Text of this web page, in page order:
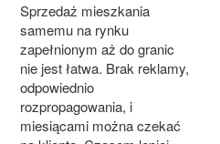
Sprzedaż mieszkania
samemu na rynku
zapełnionym aż do granic
nie jest łatwa. Brak reklamy,
odpowiednio
rozpropagowania, i
miesiącami można czekać